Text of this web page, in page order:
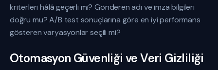
kriterleri hâlâ geçerli mi? Gönderen adı ve imza bilgileri
doğru mu? A/B test sonuçlarına göre en iyi performans
gösteren varyasyonlar seçili mi?
Otomasyon Güvenliği ve Veri Gizliliği